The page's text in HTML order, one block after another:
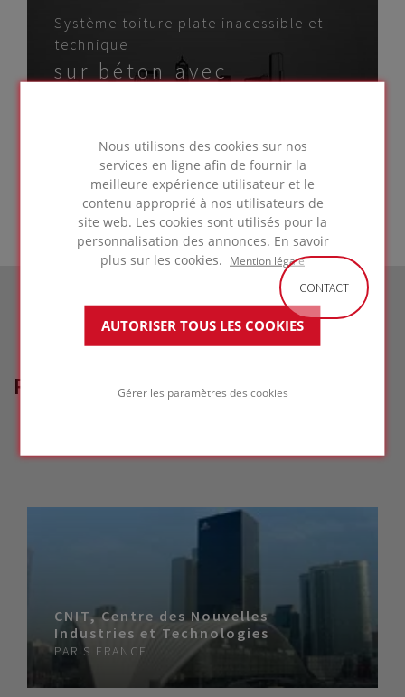
Nous utilisons des cookies sur nos
services en ligne afin de fournir la
meilleure expérience utilisateur et le
contenu approprié à nos utilisateurs de
site web. Les cookies sont utilisés pour la
personnalisation des annonces. En savoir
plus sur les cookies.
Mention légale
AUTORISER TOUS LES COOKIES
Gérer les paramètres des cookies
Système toiture plate inacessible et
technique
sur béton avec
aux UV
ALLER À LA
SOLUTION
RÉFÉRENCES LIÉES
CNIT, Centre des Nouvelles
Industries et Technologies
PARIS FRANCE
CONTACT